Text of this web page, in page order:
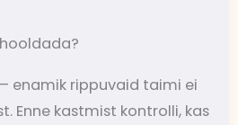
– enamik rippuvaid taimi ei
Enne kastmist kontrolli, kas